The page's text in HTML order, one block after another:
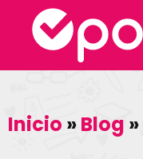
Inicio »Blog »